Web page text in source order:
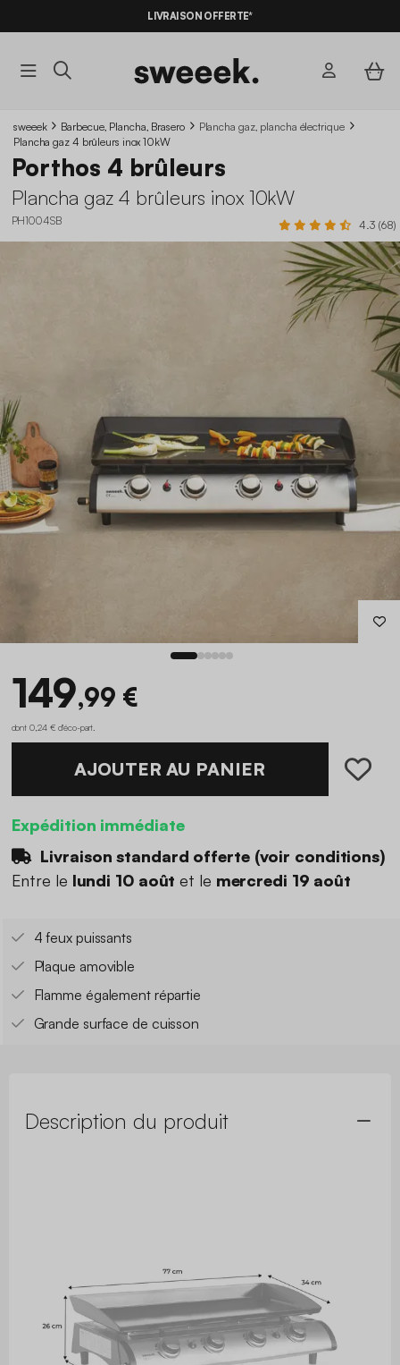
LIVRAISON OFFERTE*
sweeek Barbecue, Plancha, Brasero
Plancha gaz, plancha électrique
Plancha gaz 4 brûleurs inox 10kW
Porthos 4 brûleurs
Plancha gaz 4 brûleurs inox 10kW
PH1004SB 4.3 (68)
149,99 €
dont 0,24 € d'éco-part
AJOUTER AU PANIER
Expédition immédiate
Livraison standard offerte (voir conditions)
Entre le lundi 10 août et le mercredi 19 août
4 feux puissants
Plaque amovible
Flamme également répartie
Grande surface de cuisson
Description du produit